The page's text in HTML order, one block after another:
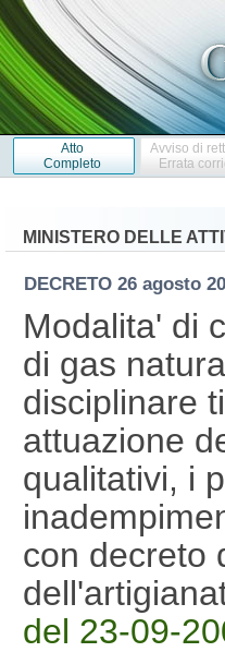
Atto
Completo
Avviso di
Errata
MINISTERO DELLE
DECRETO 26 agosto
Modalita' di
di gas
disciplinare
attuazione
qualitativi, i
con decreto
del 23-09-